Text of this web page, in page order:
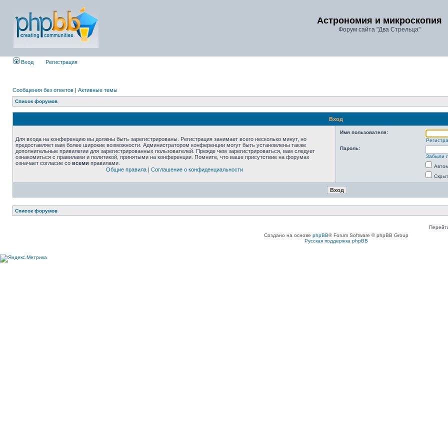
Астрономия и микроскопия
Форум сайта "Два Стрельца"
Вход Регистрация
Сообщения без ответов | Активные темы
Список форумов
Вход
Для входа на конференцию вы должны быть зарегистрированы. Регистрация занимает всего несколько минут, но
предоставляет вам более широкие возможности. Администратором конференции могут быть установлены также
дополнительные привилегии для зарегистрированных пользователей. Прежде чем зарегистрироваться, вам следует
ознакомиться с правилами и политикой, принятыми на конференции. Помните, что ваше присутствие на форумах
означает согласие со всеми правилами.
Общие правила| Соглашение о конфиденциальности
Имя пользователя:
Пароль:
Забыли
Список форумов
Создано на основе phpBB® Forum Software © phpBB Group
Русская поддержка phpBB